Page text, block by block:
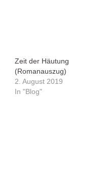
Zeit der Häutung
(Romanauszug)
2. August 2019
In "Blog"